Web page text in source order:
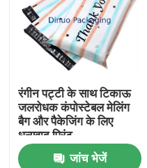
उत्पादों
वीडियो
हमारे बारे में
कारखाना दौरा
रंगीन पट्टी के साथ टिकाऊ
जलरोधक कंपोस्टेबल मेलिंग
बैग और पैकेजिंग के लिए
धन्यवाद प्रिंट
जांच भेजें